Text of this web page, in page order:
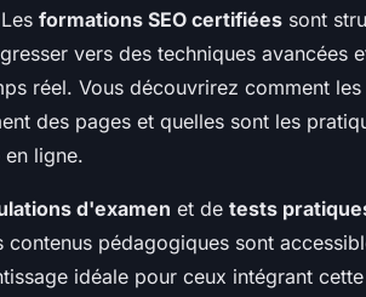
formations SEO certifiées sont
vers des techniques avancées
réel. Vous découvrirez comment
des pages et quelles sont les
ligne.
d'examen et de tests
pédagogiques sont
idéale pour ceux intégrant